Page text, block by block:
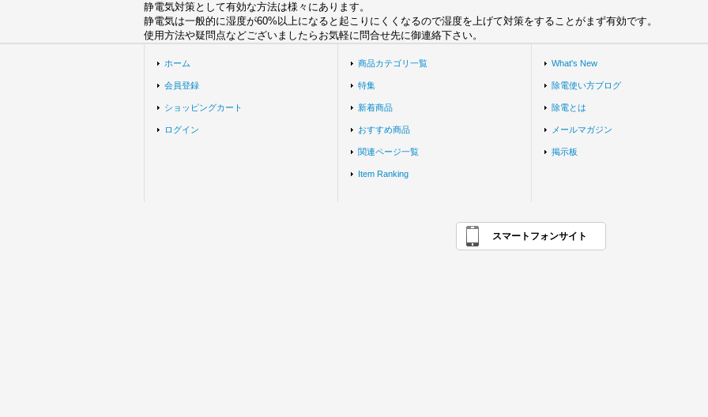
静電気対策として有効な方法は様々にあります。
静電気は一般的に湿度が60%以上になると起こりにくくなるので湿度を上げて対策をすることがまず有効です。
使用方法や疑問点などございましたらお気軽に問合せ先に御連絡下さい。
ホーム
会員登録
ショッピングカート
ログイン
商品カテゴリ一覧
特集
新着商品
おすすめ商品
関連ページ一覧
Item Ranking
What's New
除電使い方ブログ
除電とは
メールマガジン
掲示板
スマートフォンサイト